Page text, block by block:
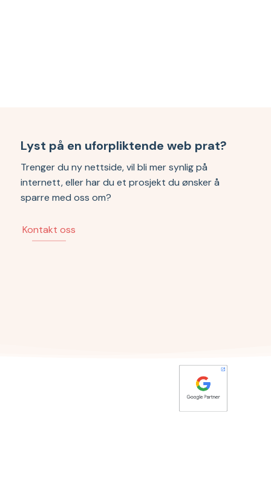
Lyst på en uforpliktende web prat?
Trenger du ny nettside, vil bli mer synlig på
internett, eller har du et prosjekt du ønsker å
sparre med oss om?
Kontakt oss